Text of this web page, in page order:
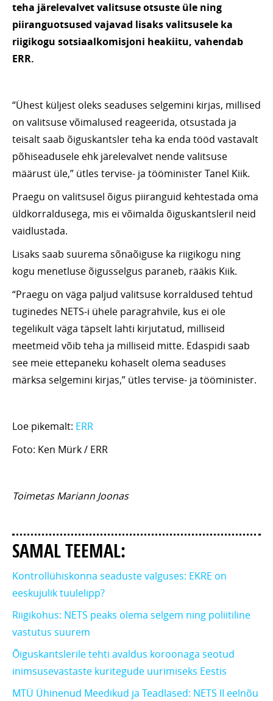
teha järelevalvet valitsuse otsuste üle ning
piiranguotsused vajavad lisaks valitsusele ka
riigikogu sotsiaalkomisjoni heakiitu, vahendab
ERR.
“Ühest küljest oleks seaduses selgemini kirjas, millised
on valitsuse võimalused reageerida, otsustada ja
teisalt saab õiguskantsler teha ka enda tööd vastavalt
põhiseadusele ehk järelevalvet nende valitsuse
määrust üle,” ütles tervise- ja tööminister Tanel Kiik.
Praegu on valitsusel õigus piiranguid kehtestada oma
üldkorraldusega, mis ei võimalda õiguskantsleril neid
vaidlustada.
Lisaks saab suurema sõnaõiguse ka riigikogu ning
kogu menetluse õigusselgus paraneb, rääkis Kiik.
“Praegu on väga paljud valitsuse korraldused tehtud
tuginedes NETS-i ühele paragrahvile, kus ei ole
tegelikult väga täpselt lahti kirjutatud, milliseid
meetmeid võib teha ja milliseid mitte. Edaspidi saab
see meie ettepaneku kohaselt olema seaduses
märksa selgemini kirjas,” ütles tervise- ja tööminister.
Loe pikemalt: ERR
Foto: Ken Mürk / ERR
Toimetas Mariann Joonas
SAMAL TEEMAL:
Kontrollühiskonna seaduste valguses: EKRE on
eeskujulik tuulelipp?
Riigikohus: NETS peaks olema selgem ning poliitiline
vastutus suurem
Õiguskantslerile tehti avaldus koroonaga seotud
inimsusevastaste kuritegude uurimiseks Eestis
MTÜ Ühinenud Meedikud ja Teadlased: NETS II eelnõu